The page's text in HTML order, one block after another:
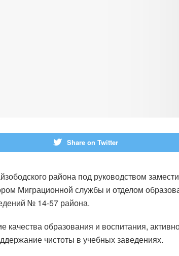
Share on Twitter
района под руководством
Миграционной службы и отделом
№ 14-57 района.
образования и воспитания,
чистоты в учебных заведениях.